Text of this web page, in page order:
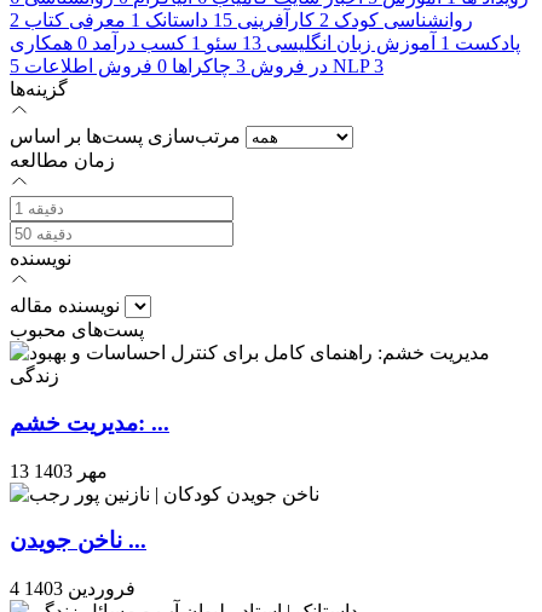
روانشناسی کودک 2 کارآفرینی 15 داستانک 1 معرفی کتاب 2
پادکست 1 آموزش زبان انگلیسی 13 سئو 1 کسب درآمد 0 همکاری
در فروش 3 چاکراها 0 فروش اطلاعات 5 NLP 3
گزینه‌ها
مرتب‌سازی پست‌ها بر اساس
زمان مطالعه
نویسنده
نویسنده مقاله
پست‌های محبوب
مدیریت خشم: ...
13 مهر 1403
ناخن جویدن ...
4 فروردین 1403